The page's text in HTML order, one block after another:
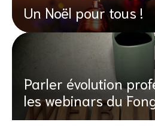
Un Noël pour tous !
Parler évolution
les webinars du